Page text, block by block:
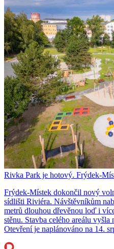
Rivka Park je hotový. Frýdek-
Frýdek-Místek dokončil nový
sídlišti Riviéra. Návštěvníkům
metrů dlouhou dřevěnou loď i
stěnu. Stavba celého areálu
Otevření je naplánováno na 14.